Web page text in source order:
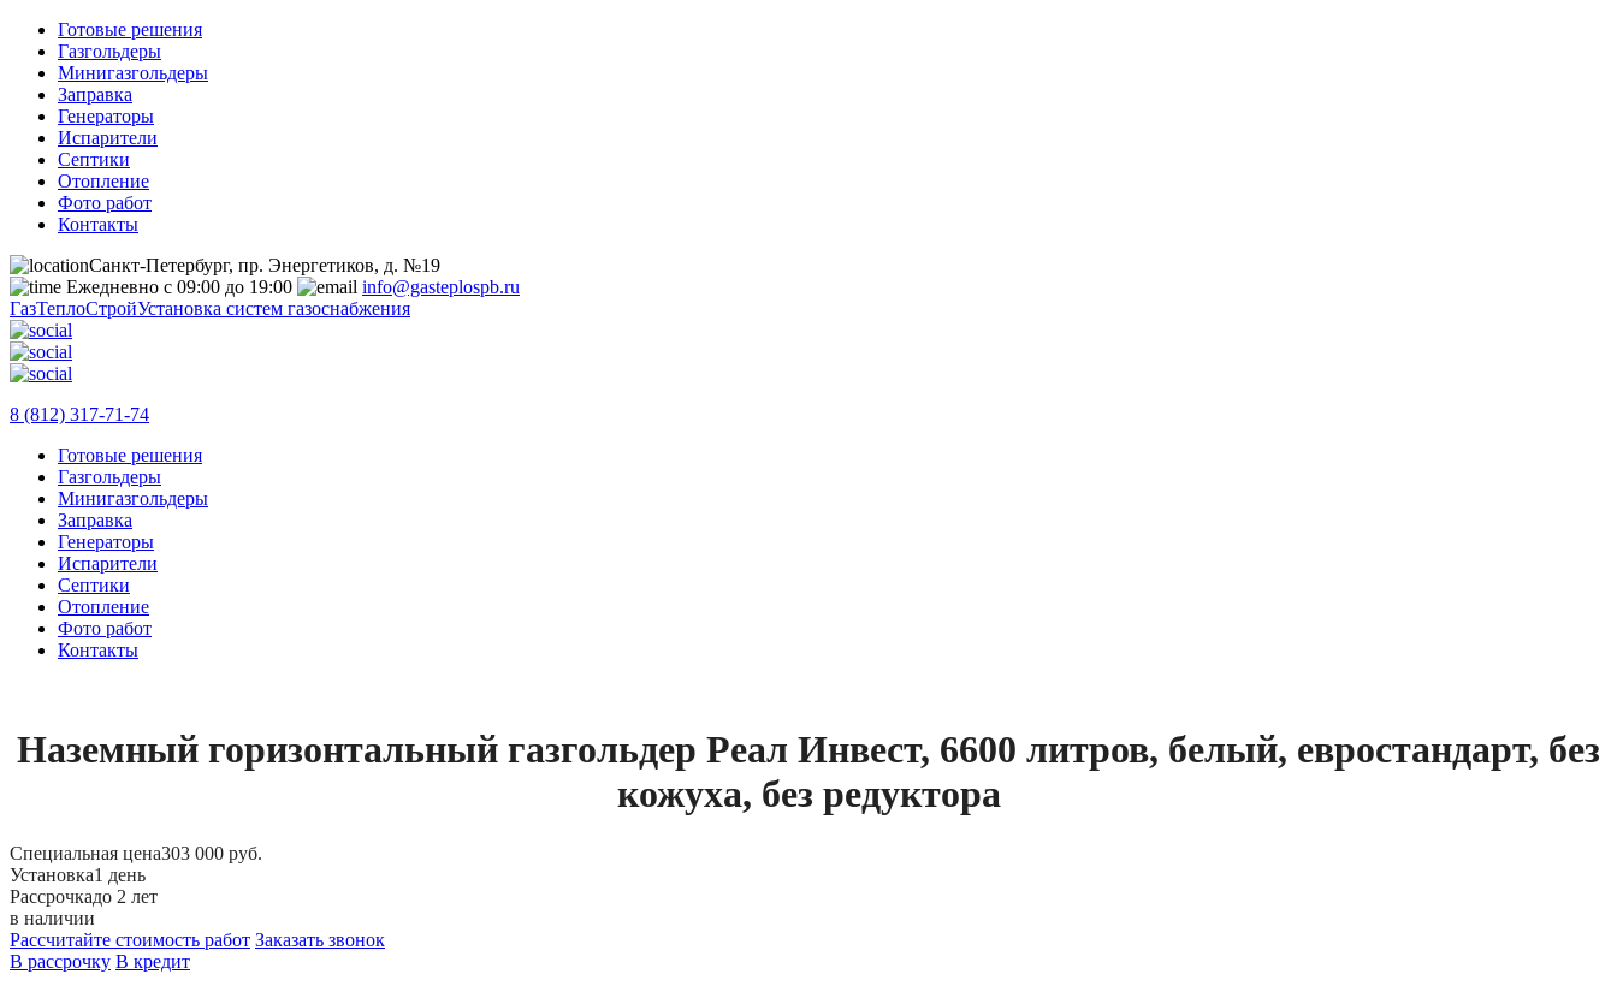
Готовые решения
Газгольдеры
Минигазгольдеры
Заправка
Генераторы
Испарители
Септики
Отопление
Фото работ
Контакты
Санкт-Петербург, пр. Энергетиков, д. №19
Ежедневно с 09:00 до 19:00
info@gasteplospb.ru
ГазТеплоСтройУстановка систем газоснабжения
8 (812) 317-71-74
Готовые решения
Газгольдеры
Минигазгольдеры
Заправка
Генераторы
Испарители
Септики
Отопление
Фото работ
Контакты
Наземный горизонтальный газгольдер Реал Инвест, 6600 литров, белый, евростандарт, без
кожуха, без редуктора
Специальная цена303 000 руб.
Установка1 день
Рассрочкадо 2 лет
в наличии
Рассчитайте стоимость работ Заказать звонок
В рассрочку В кредит